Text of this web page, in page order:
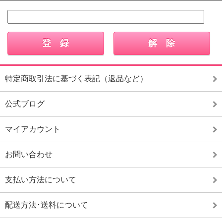
特定商取引法に基づく表記（返品など）
公式ブログ
マイアカウント
お問い合わせ
支払い方法について
配送方法･送料について